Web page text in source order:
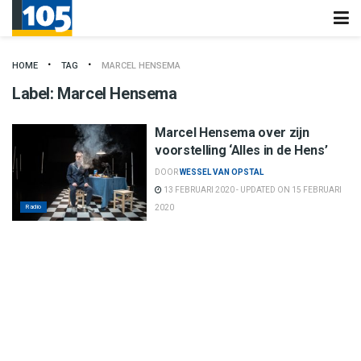
HOME TAG MARCEL HENSEMA
Label: Marcel Hensema
Radio
Marcel Hensema over zijn
voorstelling ‘Alles in de Hens’
DOORWESSEL VAN OPSTAL
13 FEBRUARI 2020 - UPDATED ON 15 FEBRUARI
2020